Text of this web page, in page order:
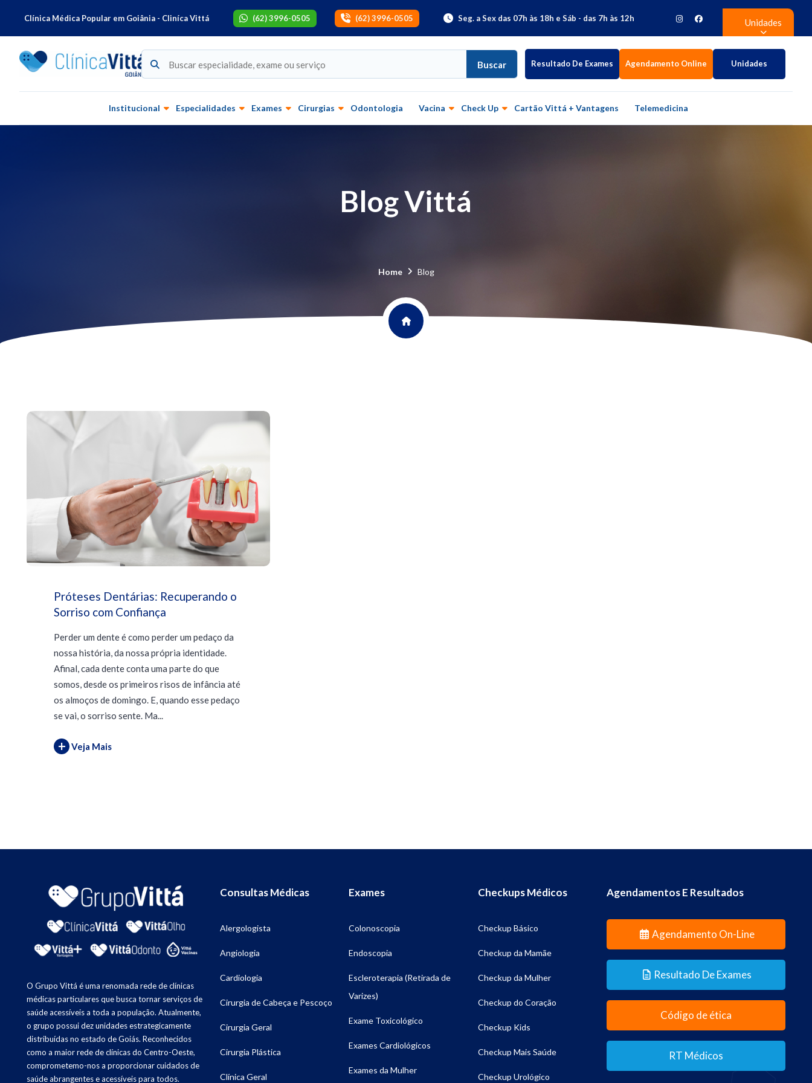
Clínica Médica Popular em Goiânia - Cliníca Vittá (62) 3996-0505 (62) 3996-0505 Seg. a Sex das 07h às 18h e Sáb - das 7h às 12h Unidades
Buscar Resultado De Exames Agendamento Online Unidades
Institucional Especialidades Exames Cirurgias Odontologia Vacina Check Up Cartão Vittá + Vantagens Telemedicina
Blog Vittá
Home Blog
Próteses Dentárias: Recuperando o
Sorriso com Confiança
Perder um dente é como perder um pedaço da
nossa história, da nossa própria identidade.
Afinal, cada dente conta uma parte do que
somos, desde os primeiros risos de infância até
os almoços de domingo. E, quando esse pedaço
se vai, o sorriso sente. Ma...
+ Veja Mais
O Grupo Vittá é uma renomada rede de clínicas
médicas particulares que busca tornar serviços de
saúde acessíveis a toda a população. Atualmente,
o grupo possui dez unidades estrategicamente
distribuídas no estado de Goiás. Reconhecidos
como a maior rede de clínicas do Centro-Oeste,
comprometemo-nos a proporcionar cuidados de
saúde abrangentes e acessíveis para todos.
Consultas Médicas
Alergologista
Angiologia
Cardiologia
Cirurgia de Cabeça e Pescoço
Cirurgia Geral
Cirurgia Plástica
Clínica Geral
Exames
Colonoscopia
Endoscopia
Escleroterapia (Retirada de
Varizes)
Exame Toxicológico
Exames Cardiológicos
Exames da Mulher
Checkups Médicos
Checkup Básico
Checkup da Mamãe
Checkup da Mulher
Checkup do Coração
Checkup Kids
Checkup Mais Saúde
Checkup Urológico
Agendamentos E Resultados
Agendamento On-Line
Resultado De Exames
Código de ética
RT Médicos